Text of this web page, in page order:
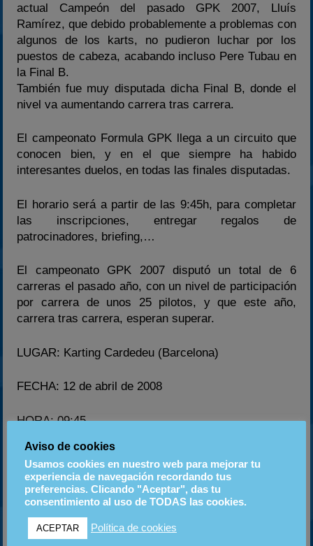
actual Campeón del pasado GPK 2007, Lluís
Ramírez, que debido probablemente a problemas con
algunos de los karts, no pudieron luchar por los
puestos de cabeza, acabando incluso Pere Tubau en
la Final B.
También fue muy disputada dicha Final B, donde el
nivel va aumentando carrera tras carrera.
El campeonato Formula GPK llega a un circuito que
conocen bien, y en el que siempre ha habido
interesantes duelos, en todas las finales disputadas.
El horario será a partir de las 9:45h, para completar
las inscripciones, entregar regalos de
patrocinadores, briefing,…
El campeonato GPK 2007 disputó un total de 6
carreras el pasado año, con un nivel de participación
por carrera de unos 25 pilotos, y que este año,
carrera tras carrera, esperan superar.
LUGAR: Karting Cardedeu (Barcelona)
FECHA: 12 de abril de 2008
HORA: 09:45
IMPORTE GP: 51 €
CUOTA POR GP: 3€
RESERVA DE PLAZA: 23€ (a descontar del precio
final)
Aviso de cookies
Usamos cookies en nuestro web para mejorar tu
experiencia de navegación recordando tus
preferencias. Clicando "Aceptar", das tu
consentimiento al uso de TODAS las cookies.
ACEPTAR Política de cookies